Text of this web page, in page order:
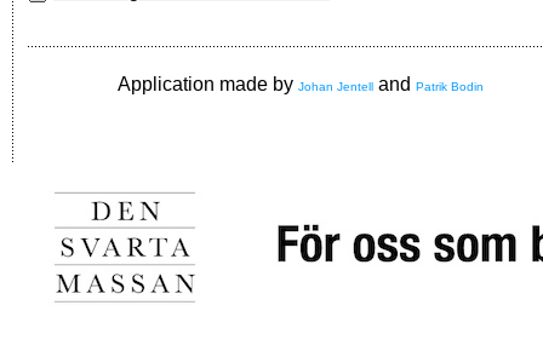
Application made by Johan Jentell and Patrik Bodin